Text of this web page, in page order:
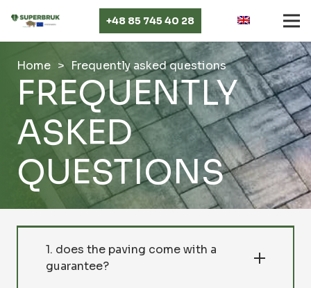
+48 85 745 40 28
Home > Frequently asked questions
FREQUENTLY
ASKED
QUESTIONS
1. does the paving come with a
guarantee?